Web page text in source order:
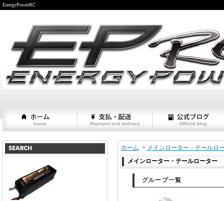
EnergyPowerRC
ホーム > メインローター・テールロ
メインローター・テールローター
グループ一覧